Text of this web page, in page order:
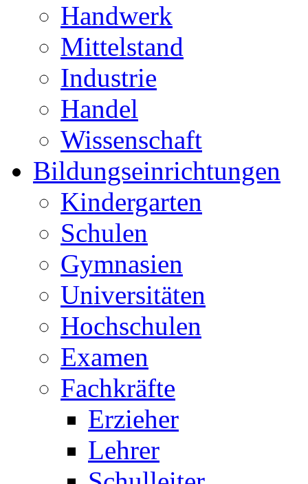
Handwerk
Mittelstand
Industrie
Handel
Wissenschaft
Bildungseinrichtungen
Kindergarten
Schulen
Gymnasien
Universitäten
Hochschulen
Examen
Fachkräfte
Erzieher
Lehrer